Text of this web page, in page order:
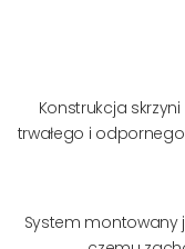
Konstrukcja
trwałego i
System montowany